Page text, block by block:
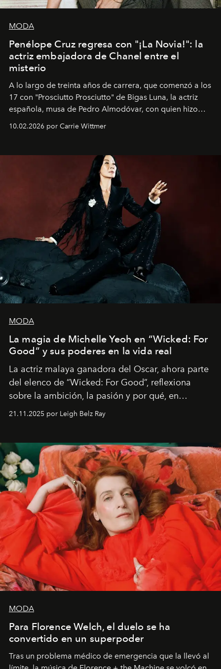
MODA
Penélope Cruz regresa con "¡La Novia!": la
actriz embajadora de Chanel entre el
misterio
A lo largo de treinta años de carrera, que comenzó a los
17 con "Prosciutto Prosciutto" de Bigas Luna, la actriz
española, musa de Pedro Almodóvar, con quien hizo
Barcelona", ha dividido su tiempo entre Europa y
dirigida por Maggie Gyllenhaal.
10.02.2026 por Carrie Wittmer
MODA
La magia de Michelle Yeoh en “Wicked: For
Good” y sus poderes en la vida real
La actriz malaya ganadora del Oscar, ahora parte
del elenco de “Wicked: For Good”, reflexiona
sobre la ambición, la pasión y por qué, en
ocasiones, la introspección puede esperar. “Es
importa si no lo entienden’”, confiesa.
21.11.2025 por Leigh Belz Ray
MODA
Para Florence Welch, el duelo se ha
convertido en un superpoder
Tras un problema médico de emergencia que la llevó al